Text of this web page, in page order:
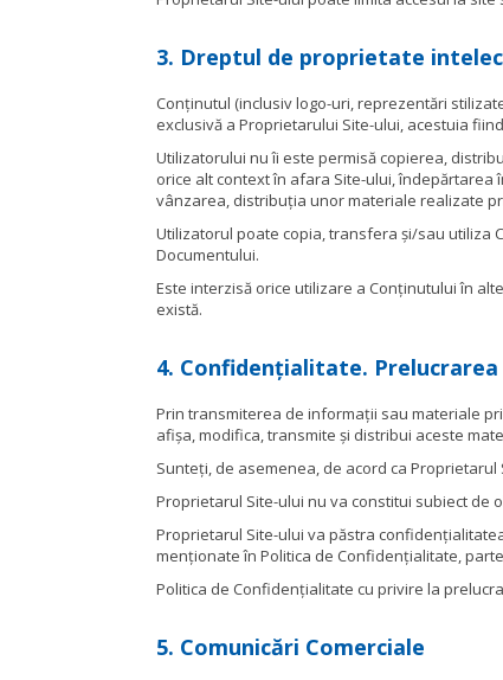
3. Dreptul de proprietate
Conținutul (inclusiv logo-uri, reprezentări
exclusivă a Proprietarului Site-ului, acestuia
Utilizatorului nu îi este permisă copierea,
orice alt context în afara Site-ului,
vânzarea, distribuția unor materiale realizate
Utilizatorul poate copia, transfera și/sau utiliza
Documentului.
Este interzisă orice utilizare a Conținutului în
există.
4. Confidențialitate.
Prin transmiterea de informații sau materiale
afișa, modifica, transmite și distribui aceste
Sunteți, de asemenea, de acord ca
Proprietarul Site-ului nu va constitui subiect
Proprietarul Site-ului va păstra
menționate în Politica de Confidențialitate,
Politica de Confidențialitate cu privire la
5. Comunicări Comerciale